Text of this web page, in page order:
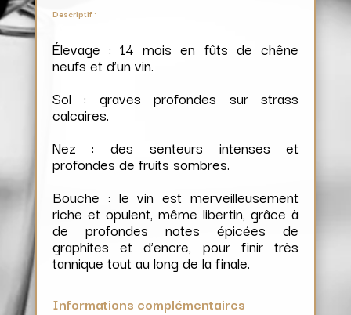
Descriptif :
Élevage : 14 mois en fûts de chêne
neufs et d’un vin.
Sol : graves profondes sur strass
calcaires.
Nez : des senteurs intenses et
profondes de fruits sombres.
Bouche : le vin est merveilleusement
riche et opulent, même libertin, grâce à
de profondes notes épicées de
graphites et d’encre, pour finir très
tannique tout au long de la finale.
Informations complémentaires